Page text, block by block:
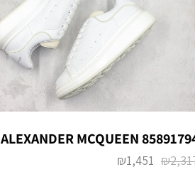
ALEXANDER MCQUEEN
₪
₪1,451